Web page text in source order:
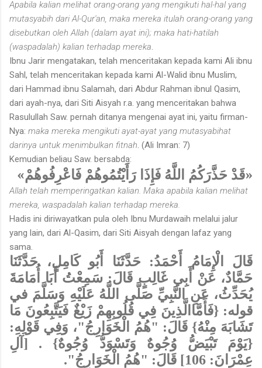
Apabila kalian melihat orang-orang yang mengikuti hal-hal yang
mutasyabih dari Al-Qur'an, maka mereka itulah orang-orang yang
disebutkan oleh Allah (dalam ayat ini); maka hati-hatilah
(waspadalah) kalian terhadap mereka
Ibnu Jarir mengatakan, telah menceritakan kepada kami Ali ibnu
Sahl, telah menceritakan kepada kami Al-Walid ibnu Muslim,
dari Hammad ibnu Salamah, dari Abdur Rahman ibnul Qasim,
dari ayah-nya, dari Siti Aisyah r.a. yang menceritakan bahwa
Rasulullah Saw. pernah ditanya mengenai ayat ini, yaitu firman-
Nya: maka mereka mengikuti ayat-ayat yang mutasyabihat
darinya untuk menimbulkan fitnah . (Ali Imran: 7)
Kemudian beliau Saw. bersabda:
«قَدْ حَذَّرَكُمُ اللَّهُ فَإِذَا رَأَيْتُمُوهُمْ فَاعْرِفُوهُمْ»
Allah telah memperingatkan kalian. Maka apabila kalian melihat
mereka, waspadalah kalian terhadap mereka.
Hadis ini diriwayatkan pula oleh Ibnu Murdawaih melalui jalur
yang lain, dari Al-Qasim, dari Siti Aisyah dengan lafaz yang
sama.
قَالَ الْإِمَامُ أَحْمَدُ: حَدَّثَنَا أَبُو كَامِلٍ، حَدَّثَنَا
حَمَّادٌ، عَنْ أَبِي غَالِبٍ قَالَ: سَمِعْتُ أَبَا أُمَامَةَ
يُحَدِّثُ، عَنِ النَّبِيِّ صَلَّى اللَّهُ عَلَيْهِ وَسَلَّمَ في
قوله: {فَأَمَّاالَّذِينَ فِي قُلُوبِهِمْ زَيْغٌ فَيَتَّبِعُونَ مَا
تَشَابَهَ مِنْهُ} قَالَ: "هُمُ الْخَوَارِجُ"، وَفِي قَوْلِهِ:
{يَوْمَ تَبْيَضُّ وُجُوهٌ وَتَسْوَدُّ وُجُوهٌ} . [آلِ
عِمْرَانَ: 106] قَالَ: "هُمُ الْخَوَارِجُ".